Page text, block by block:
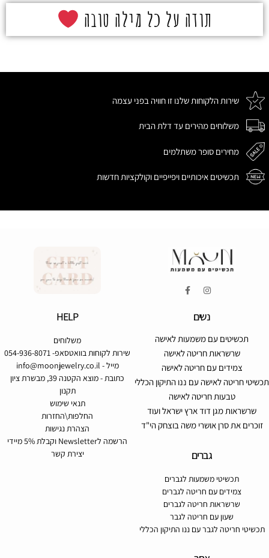
תודה על כל מילה טובה
שירות הלקוחות שלנו זו חוויה בפני עצמה
משלוחים מהירים עד דלת הבית
מחירים סופר משתלמים
תכשיטים איכותיים ויפייפיים וקולקציות חדשות
נשים
תכשיטים עם משמעות לאישה
שרשראות חריטה לאישה
צמידים עם חריטה לאישה
תכשיטי חריטה לאישה עם ננו התיקון הכללי
טבעות חריטה לאישה
שרשראות מגן דוד ארץ ישראל ועוד
זוכרים את סרן אושרי משה בוצחק הי"ד
גברים
תכשיטי משמעות לגברים
צמידים עם חריטה לגברים
שרשראות חריטה לגברים
שעון עם חריטה לגבר
תכשיטי חריטה לגבר עם ננו התיקון הכללי
HELP
משלוחים
שירות לקוחות בוואטסאפ- 054-936-8071
מייל - info@moonjewelry.co.il
כתובת - מוצא הקטנה 39, מבשרת ציון
תקנון
תנאי שימוש
החלפות\החזרות
הצהרת נגישות
הרשמה לNewsletter וקבלת 5% מיידי
יצירת קשר